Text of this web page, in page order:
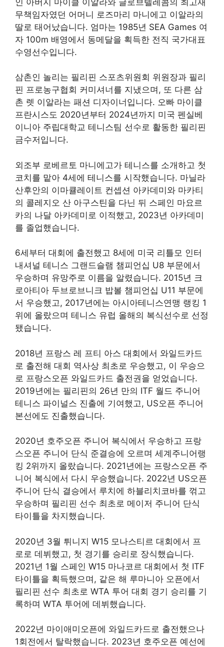
무책임자였던 어머니 로즈마리 마니에고 이알라의
딸로 태어났습니다. 엄마는 1985년 SEA Games 여
자 100m 배영에서 동메달을 획득한 전직 국가대표
수영선수입니다.
삼촌인 놀리는 필리핀 스포츠위원회 위원장과 필리
핀 프로농구협회 커미셔너를 지냈으며, 또 다른 삼
촌 렛 이알라는 패션 디자이너입니다. 오빠 마이클
프란시스도 2020년부터 2024년까지 미국 펜실베
이니아 주립대학교 테니스팀 선수로 활동한 필리핀
금수저입니다.
외조부 로베르토 마니에고가 테니스를 소개하고 첫
코치를 맡아 4세에 테니스를 시작했습니다. 마닐라
산후안의 이마큘레이트 컨셉션 아카데미와 마카티
의 콜레지오 산 아구스틴을 다닌 뒤 스페인 마요르
카의 나달 아카데미로 이적했고, 2023년 아카데미
를 졸업했습니다.
6세부터 대회에 출전했고 8세에 미국 리틀모 인터
내셔널 테니스 그랜드슬램 챔피언십 U8 부문에서
우승하며 유망주로 이름을 알렸습니다. 2015년 크
로아티아 두브로브니크 밥볼 챔피언십 U11 부문에
서 우승했고, 2017년에는 아시아테니스연맹 랭킹 1
위에 올랐으며 테니스 유럽 올해의 복식선수로 선정
됐습니다.
2018년 프랑스 레 프티 아스 대회에서 와일드카드
로 출전해 대회 역사상 최초로 우승했고, 이 우승으
로 프랑스오픈 와일드카드 출전권을 얻었습니다.
2019년에는 필리핀의 26년 만의 ITF 월드 주니어
테니스 파이널스 진출에 기여했고, US오픈 주니어
본선에도 진출했습니다.
2020년 호주오픈 주니어 복식에서 우승하고 프랑
스오픈 주니어 단식 준결승에 오르며 세계주니어랭
킹 2위까지 올랐습니다. 2021년에는 프랑스오픈 주
니어 복식에서 다시 우승했습니다. 2022년 US오픈
주니어 단식 결승에서 루치에 하블리치코바를 꺾고
우승하며 필리핀 선수 최초로 메이저 주니어 단식
타이틀을 차지했습니다.
2020년 3월 튀니지 W15 모나스티르 대회에서 프
로로 데뷔했고, 첫 경기를 승리로 장식했습니다.
2021년 1월 스페인 W15 마나코르 대회에서 첫 ITF
타이틀을 획득했으며, 같은 해 루마니아 오픈에서
필리핀 선수 최초로 WTA 투어 대회 경기 승리를 기
록하며 WTA 투어에 데뷔했습니다.
2022년 마이애미오픈에 와일드카드로 출전했으나
1회전에서 탈락했습니다. 2023년 호주오픈 예선에